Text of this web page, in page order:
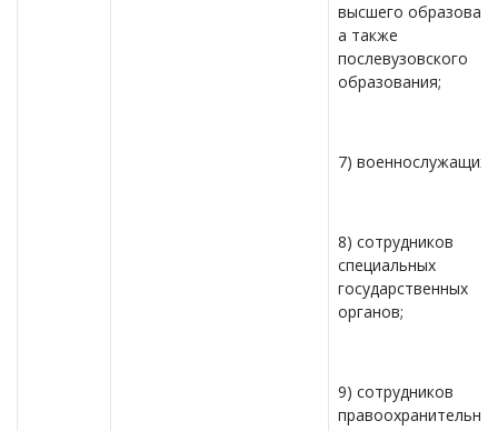
высшего
а также
послевузовского
образования;
7) военнослужащих;
8) сотрудников
специальных
государственных
органов;
9) сотрудников